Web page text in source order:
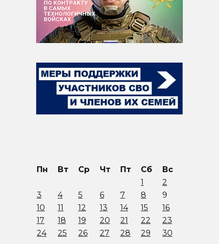
Пн Вт Ср Чт Пт Сб
Вс
1
2
3
4 5 6 7 8
9
10
11 12 13 14 15
16
17
18 19 20 21 22
23
24
25 26 27 28 29 30